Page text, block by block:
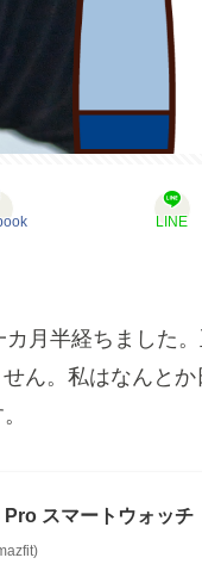
LINE
月半経ちました
ん。私はなんと
スマートウォッチ